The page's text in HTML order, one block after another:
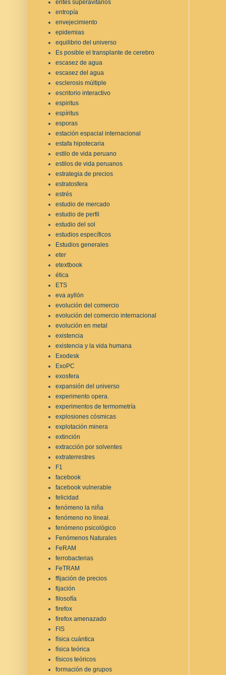
entes superavitarios
entropía
envejecimiento
epidemias
equilibrio del universo
Es posible el transplante de cerebro
escasez de agua
escasez del agua
esclerosis múltiple
escritorio interactivo
espiritus
espíritus
esporas
estación espacial internacional
estafa hipotecaria
estilo de vida peruano
estilos de vida peruanos
estrategia de precios
estratosfera
estrés
estudio de mercado
estudio de perfil
estudio del sol
estudios específicos
Estudios generales
eter
etextbook
ética
ETS
eva ayllón
evolución del comercio
evolución del comercio internacional
evolución en metal
existencia
existencia y la vida humana
Exodesk
ExoPC
exosfera
expansión del universo
experimento opera.
experimentos de termometría
explosiones cósmicas
explotación minera
extinción
extracción por solventes
extraterrestres
F1
facebook
facebook vulnerable
felicidad
fenómeno la niña
fenómeno no lineal.
fenómeno psicológico
Fenómenos Naturales
FeRAM
ferrobacterias
FeTRAM
ffijación de precios
fijación
filosofía
firefox
firefox amenazado
FIS
física cuántica
física teórica
físicos teóricos
formación de grupos